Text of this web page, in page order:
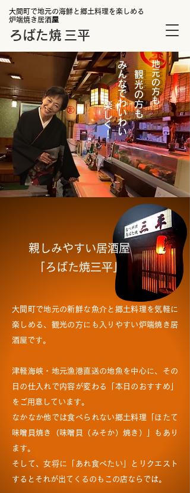
ろばた焼 三平
大間町で地元の海鮮と郷土料理を楽しめる
炉端焼き居酒屋
楽しく！みんなでわいわい観光の方も地元の方も
親しみやすい居酒屋
「ろばた焼三平」
大間町で地元の新鮮な魚介と郷土料理を気軽に
楽しめる、観光の方にも入りやすい炉端焼き居
酒屋です。
津軽海峡・地元漁港直送の地魚を中心に、その
日の仕入れで内容が変わる「本日のおすすめ」
をご用意しています。
なかなか他では食べられない郷土料理「ほたて
味噌貝焼き（味噌貝（みそか）焼き）」もあり
ます。
そして、女将に「あれ食べたい」とリクエスト
するとそれが出てくるのもこの店ならでは。